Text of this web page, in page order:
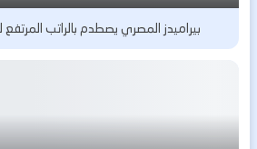
بيراميدز المصري يصطدم بالراتب